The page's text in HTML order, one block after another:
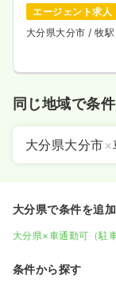
エージェント求人
大分県大分市 / 牧
同じ地域で条
大分県大分市×
大分県で条件を追
大分県×車通勤可（駐
条件から探す